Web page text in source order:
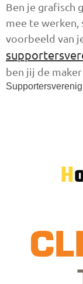
Ben je grafisch
mee te werken,
voorbeeld van
ben jij de